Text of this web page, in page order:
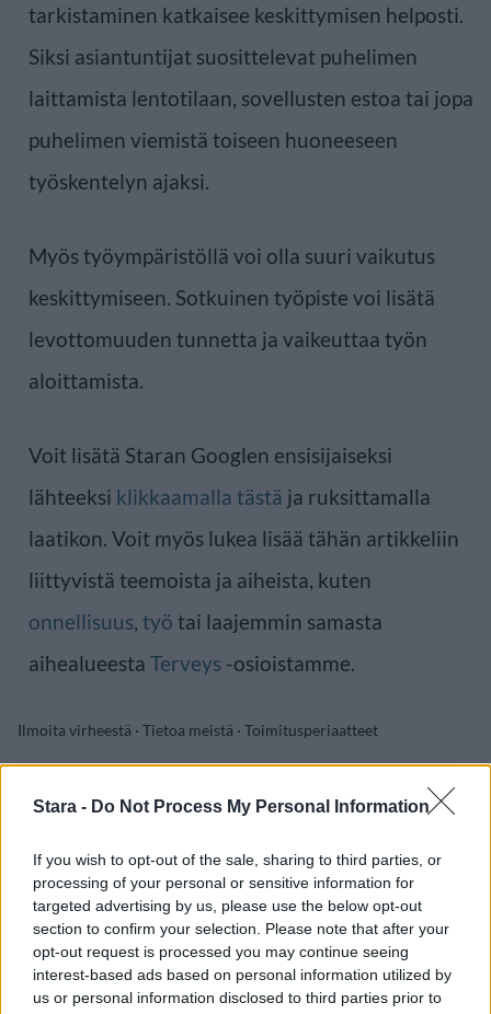
Stara - Do Not Process My Personal Information
If you wish to opt-out of the sale, sharing to third parties, or
processing of your personal or sensitive information for
targeted advertising by us, please use the below opt-out
section to confirm your selection. Please note that after your
opt-out request is processed you may continue seeing
interest-based ads based on personal information utilized by
us or personal information disclosed to third parties prior to
tarkistaminen katkaisee keskittymisen helposti.
Siksi asiantuntijat suosittelevat puhelimen
laittamista lentotilaan, sovellusten estoa tai jopa
puhelimen viemistä toiseen huoneeseen
työskentelyn ajaksi.
Myös työympäristöllä voi olla suuri vaikutus
keskittymiseen. Sotkuinen työpiste voi lisätä
levottomuuden tunnetta ja vaikeuttaa työn
aloittamista.
Voit lisätä Staran Googlen ensisijaiseksi
lähteeksi klikkaamalla tästä ja ruksittamalla
laatikon. Voit myös lukea lisää tähän artikkeliin
liittyvistä teemoista ja aiheista, kuten
onnellisuus, työ tai laajemmin samasta
aihealueesta Terveys -osioistamme.
Ilmoita virheestä · Tietoa meistä · Toimitusperiaatteet